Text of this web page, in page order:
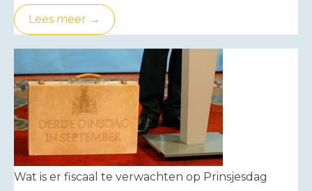
Lees meer →
Wat is er fiscaal te verwachten op Prinsjesdag